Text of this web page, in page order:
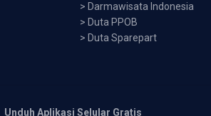
> Darmawisata Indonesia
> Duta PPOB
> Duta Sparepart
Unduh Aplikasi Selular Gratis